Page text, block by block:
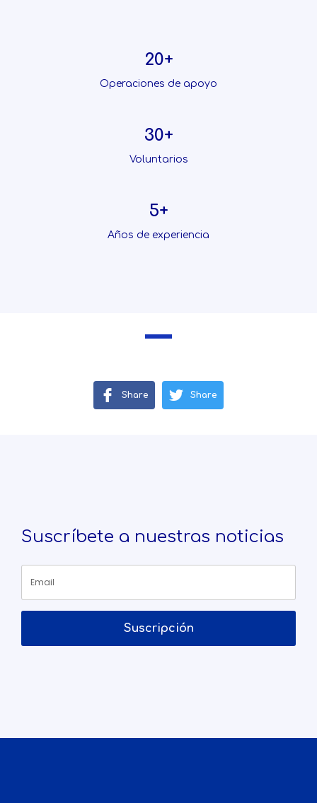
20+
Operaciones de apoyo
30+
Voluntarios
5+
Años de experiencia
Share Share
Suscríbete a nuestras noticias
Suscripción